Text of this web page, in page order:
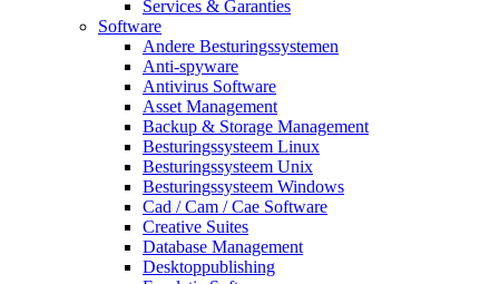
Services & Garanties
Software
Andere Besturingssystemen
Anti-spyware
Antivirus Software
Asset Management
Backup & Storage Management
Besturingssysteem Linux
Besturingssysteem Unix
Besturingssysteem Windows
Cad / Cam / Cae Software
Creative Suites
Database Management
Desktoppublishing